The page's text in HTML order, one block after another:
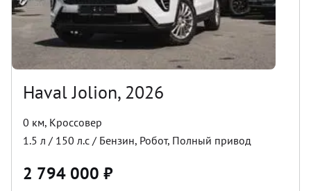
Haval Jolion, 2026
0 км, Кроссовер
1.5 л / 150 л.с / Бензин, Робот, Полный привод
2 794 000 ₽